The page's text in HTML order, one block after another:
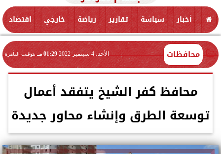
أخبار سياسة تقارير رياضة خارجي اقتصاد
محافظات الأحد، 4 سبتمبر 2022 01:29 مـ بتوقيت القاهرة
محافظ كفر الشيخ يتفقد أعمال
توسعة الطرق وإنشاء محاور جديدة